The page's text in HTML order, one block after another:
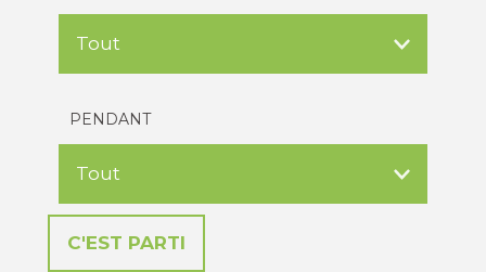
PENDANT